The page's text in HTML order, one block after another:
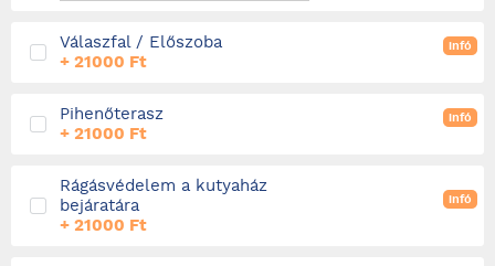
Válaszfal / Előszoba
+ 21000 Ft
infó
Pihenőterasz
+ 21000 Ft
infó
Rágásvédelem a kutyaház
bejáratára
+ 21000 Ft
infó